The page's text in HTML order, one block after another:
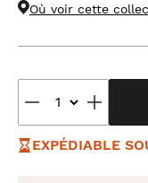
Où voir cette
EXPÉDIABLE